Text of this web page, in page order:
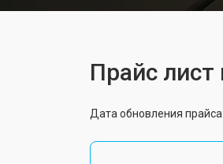
Прайс
Дата обновления